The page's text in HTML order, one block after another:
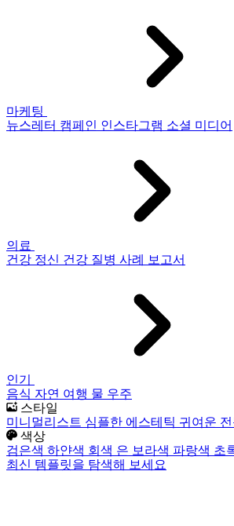
마케팅
뉴스레터 캠페인 인스타그램 소셜 미디어
의료
건강 정신 건강 질병 사례 보고서
인기
음식 자연 여행 물 우주
스타일
미니멀리스트 심플한 에스테틱 귀여운
색상
검은색 하얀색 회색 은 보라색 파랑색 초
최신 템플릿을 탐색해 보세요